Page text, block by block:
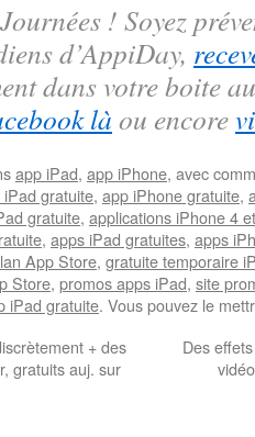
! Soyez
d’AppiDay,
dans votre boite
là ou encore
app iPad, app iPhone, avec
iPad gratuite, app iPhone gratuite,
gratuite, applications iPhone 4
, apps iPad gratuites, apps
App Store, gratuite temporaire
Store, promos apps iPad, site
iPad gratuite. Vous pouvez le
+ des
gratuits auj. sur
Des